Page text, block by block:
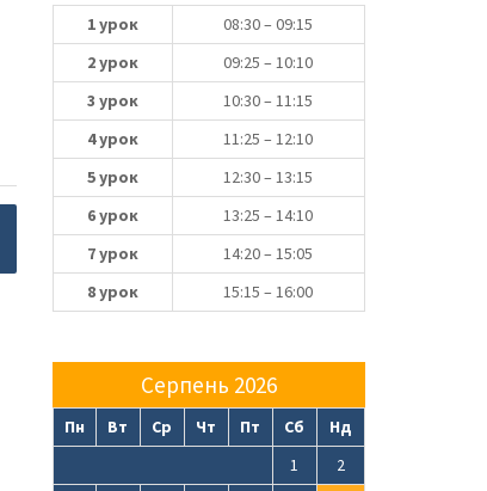
1 урок
08:30 – 09:15
2 урок
09:25 – 10:10
3 урок
10:30 – 11:15
4 урок
11:25 – 12:10
5 урок
12:30 – 13:15
6 урок
13:25 – 14:10
7 урок
14:20 – 15:05
8 урок
15:15 – 16:00
Серпень 2026
Пн Вт Ср Чт Пт Сб
Нд
1
2